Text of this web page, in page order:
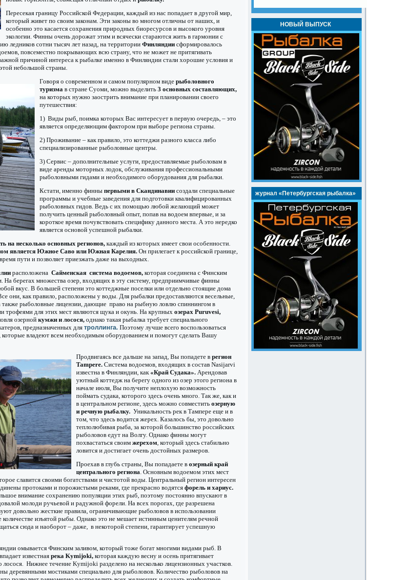
Пересекая границу Российской Федерации, каждый из нас попадает в другой мир,
который живет по своим законам. Эти законы во многом отличны от наших, и
особенно это касается сохранения природных биоресурсов и высокого уровня
экологии. Финны очень дорожат этим и всячески стараются жить в гармонии с
ледников сотни тысяч лет назад, на территории Финляндии сформировалось
повсеместно покрывающих всю страну, что не может не притягивать
причиной интереса к рыбалке именно в Финляндии стали хорошие условия и
небольшой страны.
Говоря о современном и самом популярном виде рыболовного
туризма в стране Суоми, можно выделить 3 основных составляющих,
на которых нужно заострить внимание при планировании своего
путешествия:
1) Виды рыб, поимка которых Вас интересует в первую очередь, – это
является определяющим фактором при выборе региона страны.
2) Проживание – как правило, это коттеджи разного класса либо
специализированные рыболовные центры.
3) Сервис – дополнительные услуги, предоставляемые рыболовам в
виде аренды моторных лодок, обслуживания профессиональными
рыболовными гидами и необходимого оборудования для рыбалки.
Кстати, именно финны первыми в Скандинавии создали специальные
программы и учебные заведения для подготовки квалифицированных
рыболовных гидов. Ведь с их помощью любой желающий может
получить ценный рыболовный опыт, попав на водоем впервые, и за
короткое время почувствовать специфику данного места. А это нередко
является основой успешной рыбалки.
на несколько основных регионов, каждый из которых имеет свои особенности.
является Южное Саво или Южная Карелия. Он прилегает к российской границе,
пути и позволяет приезжать даже на выходных.
расположена Сайменская система водоемов, которая соединена с Финским
На берегах множества озер, входящих в эту систему, предприимчивые финны
вкус. В большей степени это коттеджные поселки или отдельно стоящие дома
они, как правило, расположены у воды. Для рыбалки предоставляются весельные,
также рыболовные лицензии, дающие право на рыбную ловлю спиннингом в
трофеями для этих мест являются щука и окунь. На крупных озерах Puruvesi,
озерной кумжи и лосося, однако такая рыбалка требует специального
предназначенных длятроллинга. Поэтому лучше всего воспользоваться
владеют всем необходимым оборудованием и помогут сделать Вашу
Продвигаясь все дальше на запад, Вы попадете в регион
Tampere. Система водоемов, входящих в состав Nasijarvi
известна в Финляндии, как «Край Судака». Арендовав
уютный коттедж на берегу одного из озер этого региона в
начале июля, Вы получите неплохую возможность
поймать судака, которого здесь очень много. Так же, как и
в центральном регионе, здесь можно совместить озерную
и речную рыбалку. Уникальность рек в Тампере еще и в
том, что здесь водится жерех. Казалось бы, это довольно
теплолюбивая рыба, за которой большинство российских
рыболовов едут на Волгу. Однако финны могут
похвастаться своим жерехом , который здесь стабильно
ловится и достигает очень достойных размеров.
Проехав в глубь страны, Вы попадаете в озерный край
центрального региона . Основным водоемом этих мест
славится своими богатствами и чистотой воды. Центральный регион интересен
протоками и порожистыми реками, где прекрасно водятся форель и хариус.
внимание сохранению популяции этих рыб, поэтому постоянно впускают в
молоди ручьевой и радужной форели. На всех порогах, где разрешена
довольно жесткие правила, ограничивающие рыболовов в использовании
количестве изъятой рыбы. Однако это не мешает истинным ценителям речной
сюда и наоборот – даже, в некоторой степени, гарантирует успешную
омывается Финским заливом, который тоже богат многими видами рыб. В
известнаярека Kymijoki, которая каждую весну и осень притягивает
лосося. Нижнее течение Kymijoki разделено на несколько лицензионных участков.
деревянными мостиками специально для рыболовов. Количество рыболовов на
НОВЫЙ ВЫПУСК
журнал «Петербургская рыбалка»